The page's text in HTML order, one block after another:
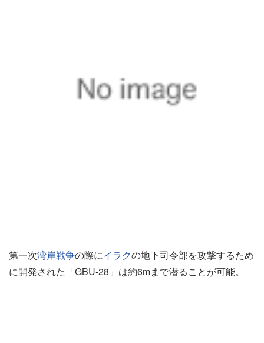
第一次湾岸戦争の際にイラクの地下司令部を攻撃するため
に開発された「GBU-28」は約6mまで潜ることが可能。